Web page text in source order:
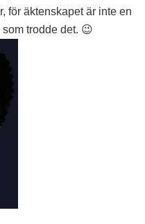
för äktenskapet är inte en
trodde det. 😉